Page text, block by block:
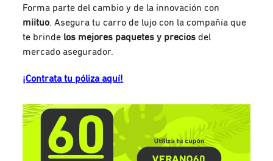
Forma parte del cambio y de la innovación con
miituo. Asegura tu carro de lujo con la compañía que
te brinde los mejores paquetes y precios del
mercado asegurador.
¡Contrata tu póliza aquí!